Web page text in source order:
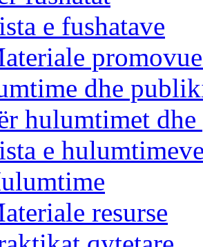
e fushatave
dhe
hulumtimet
e
resurse